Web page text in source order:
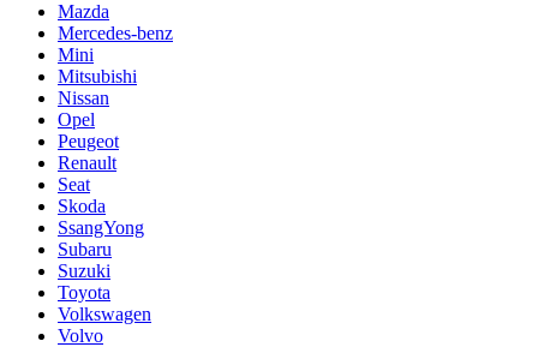
Mazda
Mercedes-benz
Mini
Mitsubishi
Nissan
Opel
Peugeot
Renault
Seat
Skoda
SsangYong
Subaru
Suzuki
Toyota
Volkswagen
Volvo